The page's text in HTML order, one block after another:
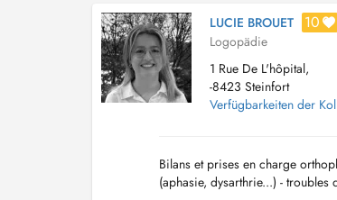
LUCIE BROUET 10
Logopädie
1 Rue De L'hôpital,
-8423 Steinfort
Verfügbarkeiten der
Bilans et prises en charge
(aphasie, dysarthrie...) -